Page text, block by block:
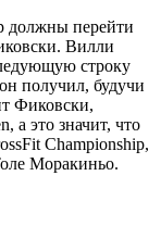
должны перейти
Вилли
строку
получил, будучи
Фиковски,
а это значит, что
Championship,
Моракиньо.